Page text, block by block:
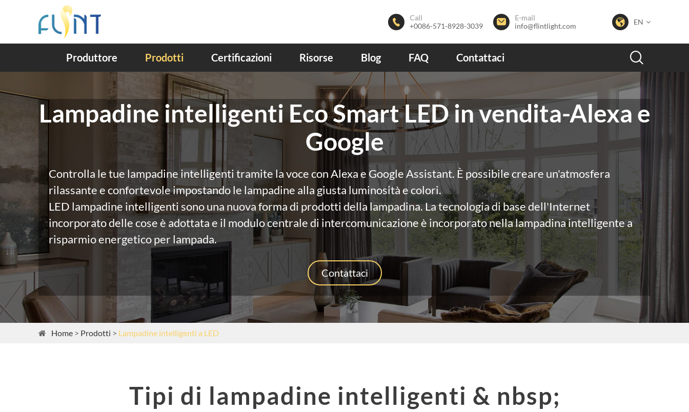

Call
+0086-571-8928-3039

E-mail
info@flintlight.com
 EN
Produttore Prodotti Certificazioni Risorse Blog FAQ Contattaci 
Lampadine intelligenti Eco Smart LED in vendita-Alexa e
Google
Controlla le tue lampadine intelligenti tramite la voce con Alexa e Google Assistant. È possibile creare un'atmosfera
rilassante e confortevole impostando le lampadine alla giusta luminosità e colori.
LED lampadine intelligenti sono una nuova forma di prodotti della lampadina. La tecnologia di base dell'Internet
incorporato delle cose è adottata e il modulo centrale di intercomunicazione è incorporato nella lampadina intelligente a
risparmio energetico per lampada.
Contattaci
Home Prodotti Lampadine intelligenti a LED
Tipi di lampadine intelligenti & nbsp;